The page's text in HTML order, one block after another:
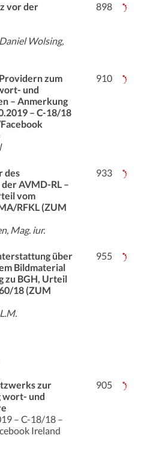
vor der
Wolsing,
898
zum
und
– Anmerkung
– C-18/18
910
des
AVMD-RL –
vom
RFKL (ZUM
Mag. iur.
933
über
Bildmaterial
zu BGH, Urteil
18 (ZUM
955
zur
wort- und
– C-18/18 –
Ireland
905